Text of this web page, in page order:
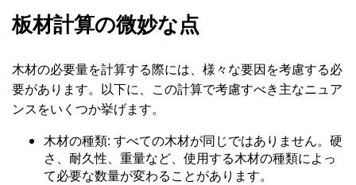
板材計算の微妙な点
木材の必要量を計算する際には、様々な要因を考慮する必
要があります。以下に、この計算で考慮すべき主なニュア
ンスをいくつか挙げます。
木材の種類: すべての木材が同じではありません。硬
さ、耐久性、重量など、使用する木材の種類によっ
て必要な数量が変わることがあります。